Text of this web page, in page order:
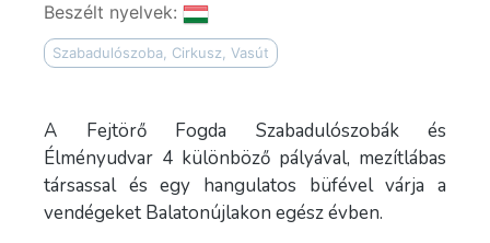
Beszélt nyelvek:
Szabadulószoba, Cirkusz, Vasút
A Fejtörő Fogda Szabadulószobák és
Élményudvar 4 különböző pályával, mezítlábas
társassal és egy hangulatos büfével várja a
vendégeket Balatonújlakon egész évben.